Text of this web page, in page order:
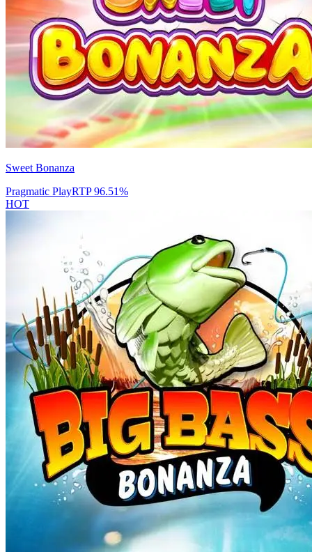
Sweet Bonanza
Pragmatic PlayRTP96.51%
HOT